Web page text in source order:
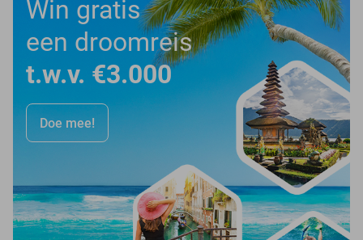
Win gratis
een droomreis
t.w.v. €3.000
Doe mee!